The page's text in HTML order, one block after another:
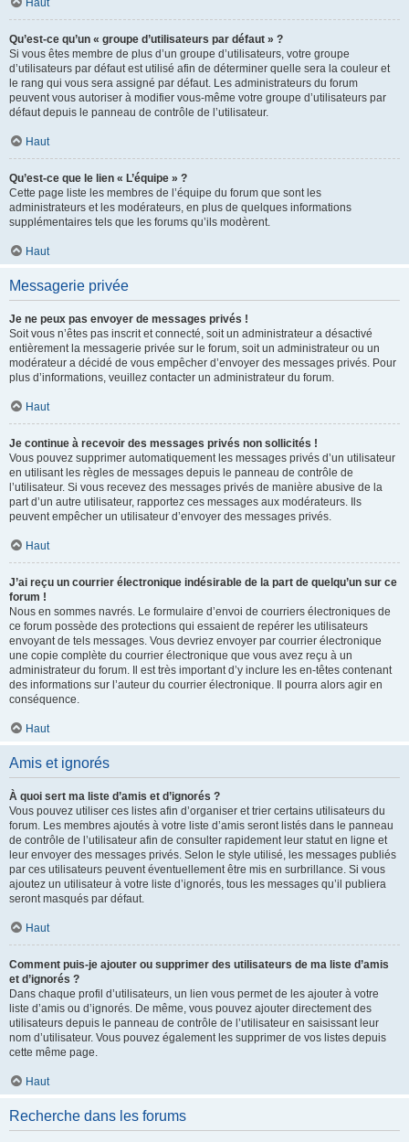
Haut
Qu’est-ce qu’un « groupe d’utilisateurs par défaut » ?
Si vous êtes membre de plus d’un groupe d’utilisateurs, votre groupe
d’utilisateurs par défaut est utilisé afin de déterminer quelle sera la couleur et
le rang qui vous sera assigné par défaut. Les administrateurs du forum
peuvent vous autoriser à modifier vous-même votre groupe d’utilisateurs par
défaut depuis le panneau de contrôle de l’utilisateur.
Haut
Qu’est-ce que le lien « L’équipe » ?
Cette page liste les membres de l’équipe du forum que sont les
administrateurs et les modérateurs, en plus de quelques informations
supplémentaires tels que les forums qu’ils modèrent.
Haut
Messagerie privée
Je ne peux pas envoyer de messages privés !
Soit vous n’êtes pas inscrit et connecté, soit un administrateur a désactivé
entièrement la messagerie privée sur le forum, soit un administrateur ou un
modérateur a décidé de vous empêcher d’envoyer des messages privés. Pour
plus d’informations, veuillez contacter un administrateur du forum.
Haut
Je continue à recevoir des messages privés non sollicités !
Vous pouvez supprimer automatiquement les messages privés d’un utilisateur
en utilisant les règles de messages depuis le panneau de contrôle de
l’utilisateur. Si vous recevez des messages privés de manière abusive de la
part d’un autre utilisateur, rapportez ces messages aux modérateurs. Ils
peuvent empêcher un utilisateur d’envoyer des messages privés.
Haut
J’ai reçu un courrier électronique indésirable de la part de quelqu’un sur ce
forum !
Nous en sommes navrés. Le formulaire d’envoi de courriers électroniques de
ce forum possède des protections qui essaient de repérer les utilisateurs
envoyant de tels messages. Vous devriez envoyer par courrier électronique
une copie complète du courrier électronique que vous avez reçu à un
administrateur du forum. Il est très important d’y inclure les en-têtes contenant
des informations sur l’auteur du courrier électronique. Il pourra alors agir en
conséquence.
Haut
Amis et ignorés
À quoi sert ma liste d’amis et d’ignorés ?
Vous pouvez utiliser ces listes afin d’organiser et trier certains utilisateurs du
forum. Les membres ajoutés à votre liste d’amis seront listés dans le panneau
de contrôle de l’utilisateur afin de consulter rapidement leur statut en ligne et
leur envoyer des messages privés. Selon le style utilisé, les messages publiés
par ces utilisateurs peuvent éventuellement être mis en surbrillance. Si vous
ajoutez un utilisateur à votre liste d’ignorés, tous les messages qu’il publiera
seront masqués par défaut.
Haut
Comment puis-je ajouter ou supprimer des utilisateurs de ma liste d’amis
et d’ignorés ?
Dans chaque profil d’utilisateurs, un lien vous permet de les ajouter à votre
liste d’amis ou d’ignorés. De même, vous pouvez ajouter directement des
utilisateurs depuis le panneau de contrôle de l’utilisateur en saisissant leur
nom d’utilisateur. Vous pouvez également les supprimer de vos listes depuis
cette même page.
Haut
Recherche dans les forums